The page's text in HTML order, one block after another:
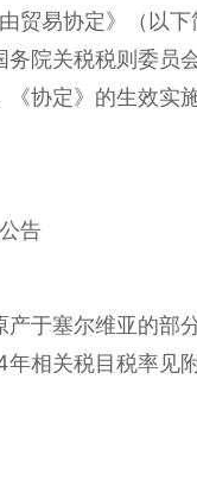
贸易协定》（以下
院关税税则委员
协定》的生效实
告
于塞尔维亚的部
相关税目税率见附